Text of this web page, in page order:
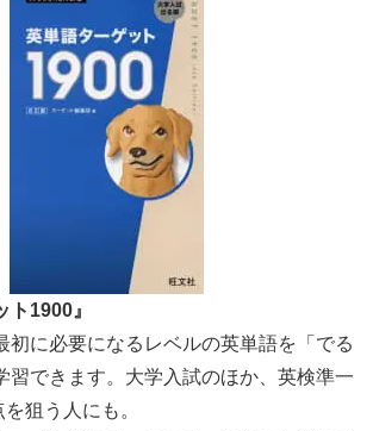
ト1900』
初に必要になるレベルの英単語を「でる
習できます。大学入試のほか、英検準一
狙う人にも。